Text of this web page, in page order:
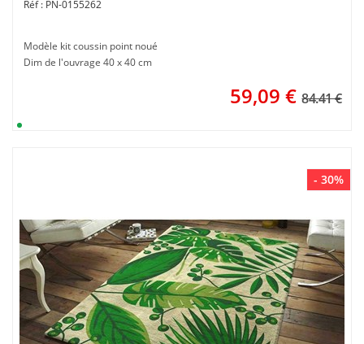
PN-0155262
Modèle kit coussin point noué
Dim de l'ouvrage 40 x 40 cm
59,09 € 84.41 €
- 30%